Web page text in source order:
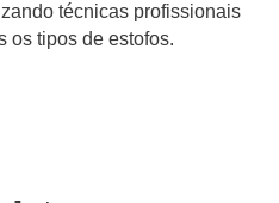
técnicas profissionais
os tipos de estofos.